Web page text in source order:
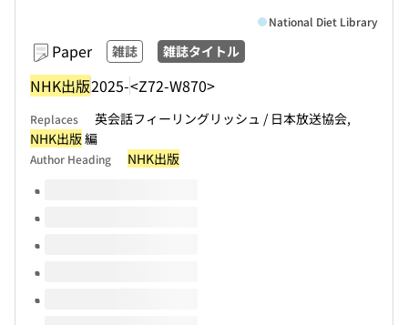
Paper 雑誌 雑誌タイトル
NHK出版2025-<Z72-W870>
National Diet Library
Replaces
英会話フィーリングリッシュ / 日本放送協会,
NHK出版編
Author Heading NHK出版
Volumes of this title